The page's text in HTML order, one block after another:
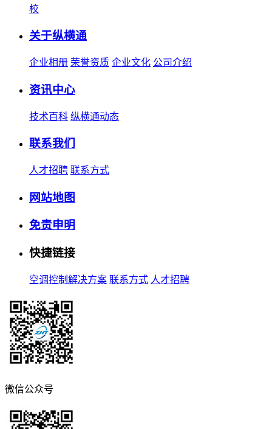
校
关于纵横通
企业相册 荣誉资质 企业文化 公司介绍
资讯中心
技术百科 纵横通动态
联系我们
人才招聘 联系方式
网站地图
免责申明
快捷链接
空调控制解决方案 联系方式 人才招聘
微信公众号